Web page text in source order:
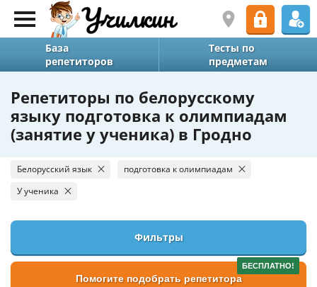
База
репетиторов
Тесты по
предметам
Репетиторы по белорусскому
языку подготовка к олимпиадам
(занятие у ученика) в Гродно
Белорусский язык
подготовка к олимпиадам
У ученика
Фильтры
БЕСПЛАТНО!
Помогите подобрать репетитора